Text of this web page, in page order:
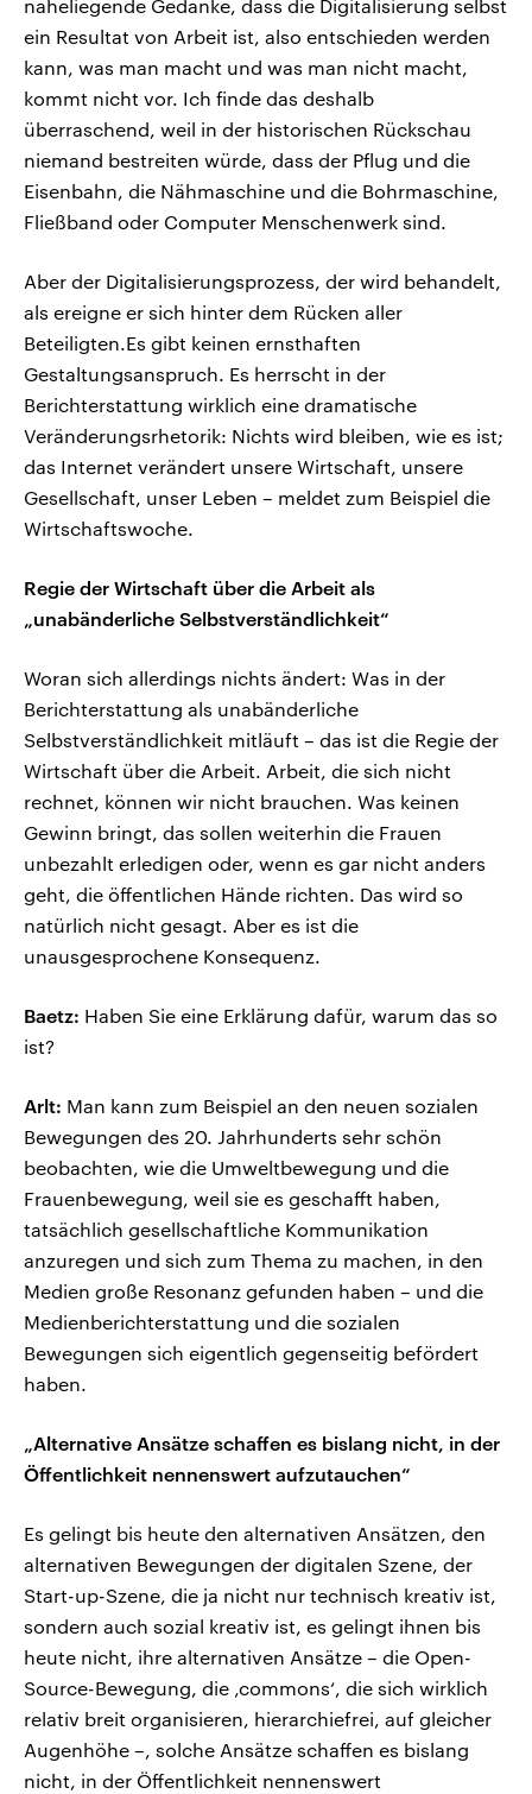
naheliegende Gedanke, dass die Digitalisierung selbst
ein Resultat von Arbeit ist, also entschieden werden
kann, was man macht und was man nicht macht,
kommt nicht vor. Ich finde das deshalb
überraschend, weil in der historischen Rückschau
niemand bestreiten würde, dass der Pflug und die
Eisenbahn, die Nähmaschine und die Bohrmaschine,
Fließband oder Computer Menschenwerk sind.
Aber der Digitalisierungsprozess, der wird behandelt,
als ereigne er sich hinter dem Rücken aller
Beteiligten.Es gibt keinen ernsthaften
Gestaltungsanspruch. Es herrscht in der
Berichterstattung wirklich eine dramatische
Veränderungsrhetorik: Nichts wird bleiben, wie es ist;
das Internet verändert unsere Wirtschaft, unsere
Gesellschaft, unser Leben – meldet zum Beispiel die
Wirtschaftswoche.
Regie der Wirtschaft über die Arbeit als
„unabänderliche Selbstverständlichkeit“
Woran sich allerdings nichts ändert: Was in der
Berichterstattung als unabänderliche
Selbstverständlichkeit mitläuft – das ist die Regie der
Wirtschaft über die Arbeit. Arbeit, die sich nicht
rechnet, können wir nicht brauchen. Was keinen
Gewinn bringt, das sollen weiterhin die Frauen
unbezahlt erledigen oder, wenn es gar nicht anders
geht, die öffentlichen Hände richten. Das wird so
natürlich nicht gesagt. Aber es ist die
unausgesprochene Konsequenz.
Baetz: Haben Sie eine Erklärung dafür, warum das so
ist?
Arlt: Man kann zum Beispiel an den neuen sozialen
Bewegungen des 20. Jahrhunderts sehr schön
beobachten, wie die Umweltbewegung und die
Frauenbewegung, weil sie es geschafft haben,
tatsächlich gesellschaftliche Kommunikation
anzuregen und sich zum Thema zu machen, in den
Medien große Resonanz gefunden haben – und die
Medienberichterstattung und die sozialen
Bewegungen sich eigentlich gegenseitig befördert
haben.
„Alternative Ansätze schaffen es bislang nicht, in der
Öffentlichkeit nennenswert aufzutauchen“
Es gelingt bis heute den alternativen Ansätzen, den
alternativen Bewegungen der digitalen Szene, der
Start-up-Szene, die ja nicht nur technisch kreativ ist,
sondern auch sozial kreativ ist, es gelingt ihnen bis
heute nicht, ihre alternativen Ansätze – die Open-
Source-Bewegung, die ‚commons‘, die sich wirklich
relativ breit organisieren, hierarchiefrei, auf gleicher
Augenhöhe –, solche Ansätze schaffen es bislang
nicht, in der Öffentlichkeit nennenswert